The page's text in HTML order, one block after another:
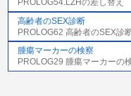
PROLOG54.LZHの差し替え
高齢者のSEX診断
PROLOG62 高齢者のSEX診
腫瘍マーカーの検察
PROLOG29 腫瘍マーカーの